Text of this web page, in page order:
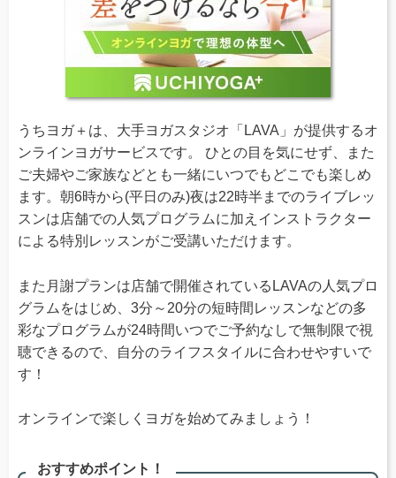
うちヨガ＋は、大手ヨガスタジオ「LAVA」が提供するオ
ンラインヨガサービスです。 ひとの目を気にせず、また
ご夫婦やご家族などとも一緒にいつでもどこでも楽しめ
ます。朝6時から(平日のみ)夜は22時半までのライブレッ
スンは店舗での人気プログラムに加えインストラクター
による特別レッスンがご受講いただけます。
また月謝プランは店舗で開催されているLAVAの人気プロ
グラムをはじめ、3分～20分の短時間レッスンなどの多
彩なプログラムが24時間いつでご予約なしで無制限で視
聴できるので、自分のライフスタイルに合わせやすいで
す！
オンラインで楽しくヨガを始めてみましょう！
おすすめポイント！